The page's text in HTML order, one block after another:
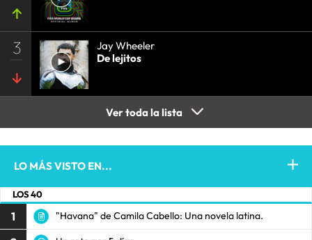
3
Jay Wheeler
De lejitos
Ver toda la lista
LO MÁS VISTO EN...
LOS 40
1 "Havana" de Camila Cabello: Una novela latina.